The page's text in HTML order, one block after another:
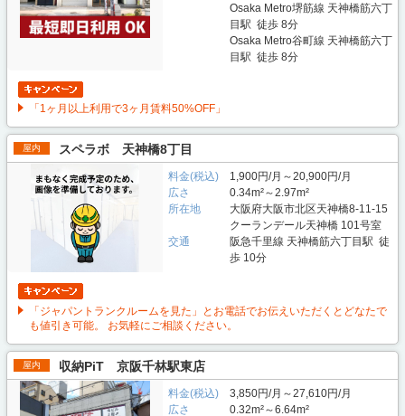
Osaka Metro堺筋線 天神橋筋六丁
目駅 徒歩 8分
Osaka Metro谷町線 天神橋筋六丁
目駅 徒歩 8分
「1ヶ月以上利用で3ヶ月賃料50%OFF」
屋内 スペラボ 天神橋8丁目
料金(税込)
1,900円/月～20,900円/月
広さ
0.34m²～2.97m²
所在地
大阪府大阪市北区天神橋8-11-15
クーランデール天神橋 101号室
交通
阪急千里線 天神橋筋六丁目駅 徒
歩 10分
「ジャパントランクルームを見た」とお電話でお伝えいただくとどなたで
も値引き可能。 お気軽にご相談ください。
屋内 収納PiT 京阪千林駅東店
料金(税込)
3,850円/月～27,610円/月
広さ
0.32m²～6.64m²